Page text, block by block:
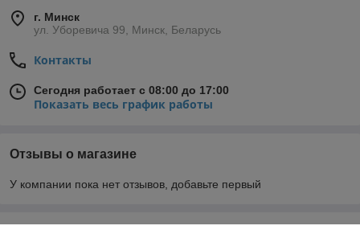
г. Минск
ул. Уборевича 99, Минск, Беларусь
Контакты
Сегодня работает с 08:00 до 17:00
Показать весь график работы
Отзывы о магазине
У компании пока нет отзывов, добавьте первый